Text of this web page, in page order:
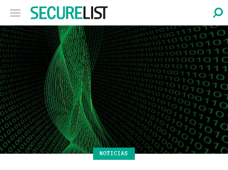
NOTICIAS